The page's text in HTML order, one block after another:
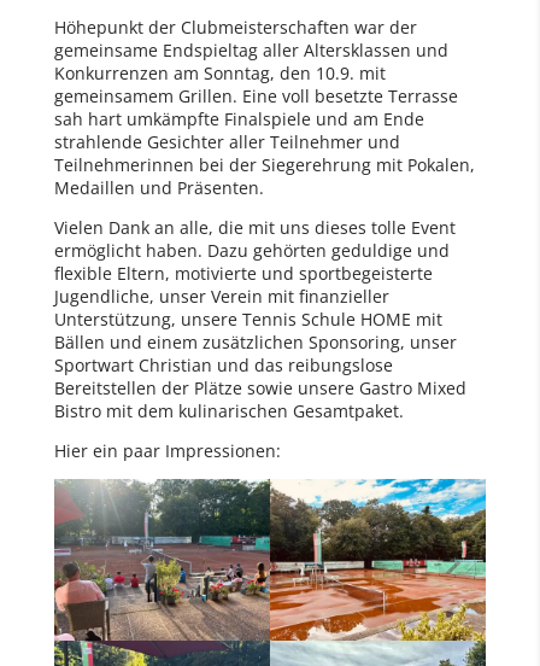
Höhepunkt der Clubmeisterschaften war der
gemeinsame Endspieltag aller Altersklassen und
Konkurrenzen am Sonntag, den 10.9. mit
gemeinsamem Grillen. Eine voll besetzte Terrasse
sah hart umkämpfte Finalspiele und am Ende
strahlende Gesichter aller Teilnehmer und
Teilnehmerinnen bei der Siegerehrung mit Pokalen,
Medaillen und Präsenten.
Vielen Dank an alle, die mit uns dieses tolle Event
ermöglicht haben. Dazu gehörten geduldige und
flexible Eltern, motivierte und sportbegeisterte
Jugendliche, unser Verein mit finanzieller
Unterstützung, unsere Tennis Schule HOME mit
Bällen und einem zusätzlichen Sponsoring, unser
Sportwart Christian und das reibungslose
Bereitstellen der Plätze sowie unsere Gastro Mixed
Bistro mit dem kulinarischen Gesamtpaket.
Hier ein paar Impressionen: